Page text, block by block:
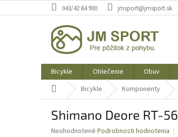
na
043/42 84 900 jmsport@jmsport.sk
Bicykle Oblečenie Obuv
DomovBicykle Komponenty
Shimano Deore RT-56
Priemerné
Neohodnotené Podrobnosti hodnotenia